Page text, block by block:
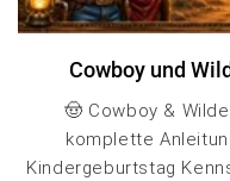
Cowboy und
🤠 Cowboy &
komplette
Kindergeburtstag